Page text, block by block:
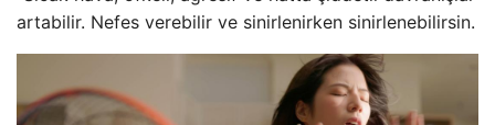
artabilir. Nefes verebilir ve sinirlenirken sinirlenebilirsin.